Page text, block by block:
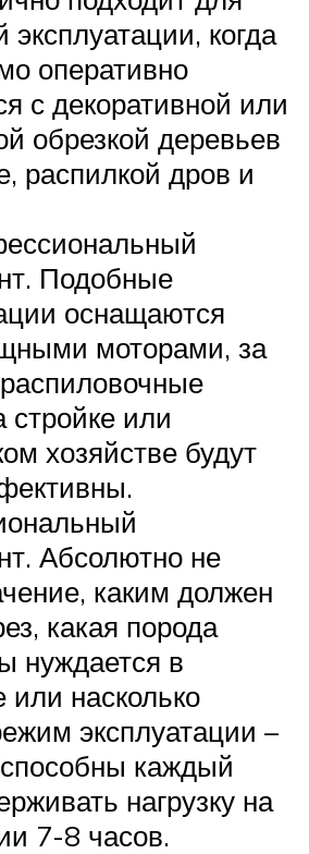
когда
оперативно
с декоративной или
обрезкой деревьев
распилкой дров и
Подобные
оснащаются
моторами, за
распиловочные
стройке или
хозяйстве будут
Абсолютно не
каким должен
какая порода
нуждается в
или насколько
эксплуатации –
каждый
нагрузку на
7-8 часов.